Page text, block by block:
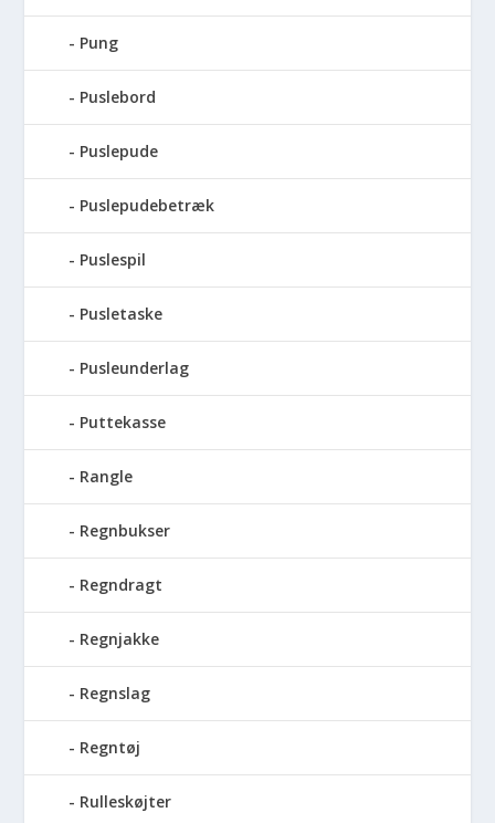
Pung
Puslebord
Puslepude
Puslepudebetræk
Puslespil
Pusletaske
Pusleunderlag
Puttekasse
Rangle
Regnbukser
Regndragt
Regnjakke
Regnslag
Regntøj
Rulleskøjter